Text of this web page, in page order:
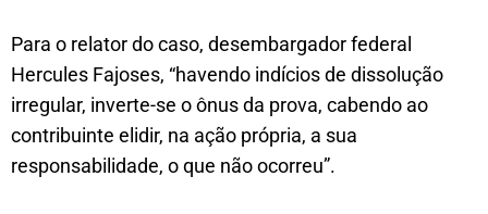
Para o relator do caso, desembargador federal
Hercules Fajoses, “havendo indícios de dissolução
irregular, inverte-se o ônus da prova, cabendo ao
contribuinte elidir, na ação própria, a sua
responsabilidade, o que não ocorreu”.